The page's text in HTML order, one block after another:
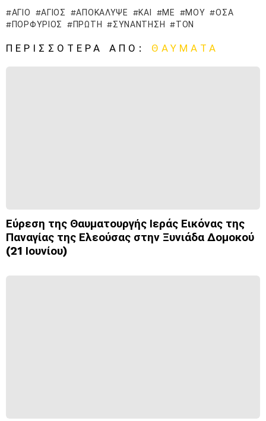
ΆΓΙΟ ΆΓΙΟΣ ΑΠΟΚΆΛΥΨΕ ΚΑΙ ΜΕ ΜΟΥ
ΌΣΑ
ΠΟΡΦΎΡΙΟΣ
ΠΡΏΤΗ ΣΥΝΆΝΤΗΣΗ ΤΟΝ
ΠΕΡΙΣΣΌΤΕΡΑ ΑΠΌ: ΘΑΎΜΑΤΑ
Εύρεση της Θαυματουργής Ιεράς Εικόνας της
Παναγίας της Ελεούσας στην Ξυνιάδα Δομοκού
(21 Ιουνίου)